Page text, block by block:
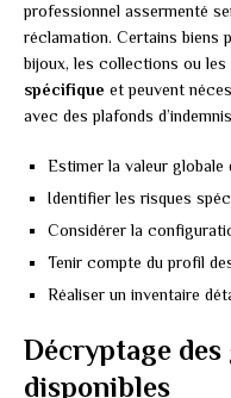
professionnel assermenté
réclamation. Certains biens
bijoux, les collections ou
spécifique et peuvent
avec des plafonds
Estimer la valeur globale
Identifier les risques
Considérer la
Tenir compte du profil
Réaliser un inventaire
Décryptage
disponibles